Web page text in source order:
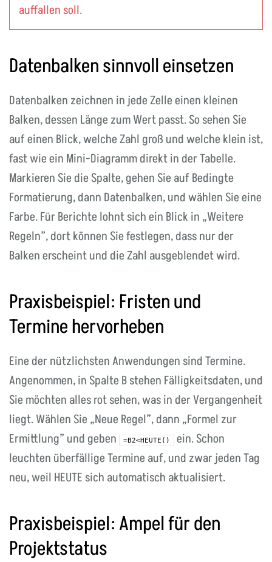
auffallen soll.
Datenbalken sinnvoll einsetzen
Datenbalken zeichnen in jede Zelle einen kleinen
Balken, dessen Länge zum Wert passt. So sehen Sie
auf einen Blick, welche Zahl groß und welche klein ist,
fast wie ein Mini-Diagramm direkt in der Tabelle.
Markieren Sie die Spalte, gehen Sie auf Bedingte
Formatierung, dann Datenbalken, und wählen Sie eine
Farbe. Für Berichte lohnt sich ein Blick in „Weitere
Regeln”, dort können Sie festlegen, dass nur der
Balken erscheint und die Zahl ausgeblendet wird.
Praxisbeispiel: Fristen und
Termine hervorheben
Eine der nützlichsten Anwendungen sind Termine.
Angenommen, in Spalte B stehen Fälligkeitsdaten, und
Sie möchten alles rot sehen, was in der Vergangenheit
liegt. Wählen Sie „Neue Regel”, dann „Formel zur
Ermittlung” und geben
=B2<HEUTE()
ein. Schon
leuchten überfällige Termine auf, und zwar jeden Tag
neu, weil HEUTE sich automatisch aktualisiert.
Praxisbeispiel: Ampel für den
Projektstatus